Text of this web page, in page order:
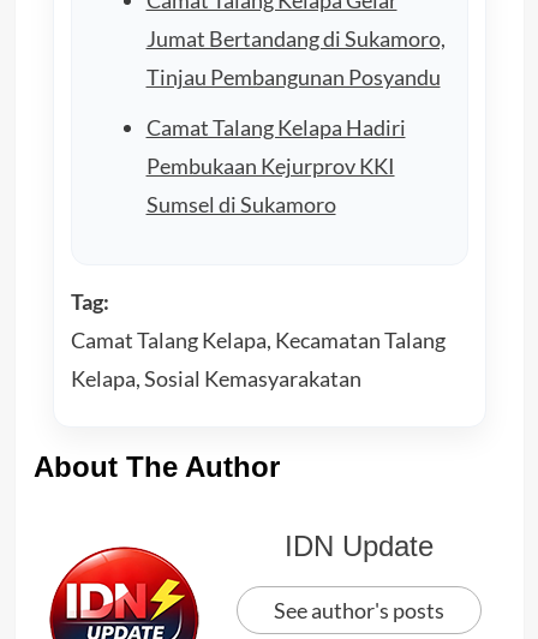
Jumat Bertandang di Sukamoro,
Tinjau Pembangunan Posyandu
Camat Talang Kelapa Hadiri
Pembukaan Kejurprov KKI
Sumsel di Sukamoro
Tag:
Camat Talang Kelapa, Kecamatan Talang
Kelapa, Sosial Kemasyarakatan
About The Author
IDN Update
See author's posts